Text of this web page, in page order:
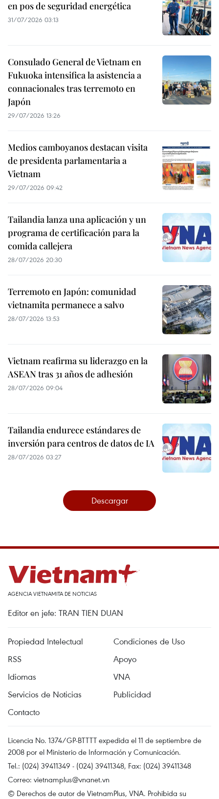
en pos de seguridad energética
31/07/2026 03:13
Consulado General de Vietnam en
Fukuoka intensifica la asistencia a
connacionales tras terremoto en
Japón
29/07/2026 13:26
Medios camboyanos destacan visita
de presidenta parlamentaria a
Vietnam
29/07/2026 09:42
Tailandia lanza una aplicación y un
programa de certificación para la
comida callejera
28/07/2026 20:30
Terremoto en Japón: comunidad
vietnamita permanece a salvo
28/07/2026 13:53
Vietnam reafirma su liderazgo en la
ASEAN tras 31 años de adhesión
28/07/2026 09:04
Tailandia endurece estándares de
inversión para centros de datos de IA
28/07/2026 03:27
Descargar
AGENCIA VIETNAMITA DE NOTICIAS
Editor en jefe: TRAN TIEN DUAN
Propiedad Intelectual
Condiciones de Uso
RSS
Apoyo
Idiomas
VNA
Servicios de Noticias
Publicidad
Contacto
Licencia No. 1374/GP-BTTTT expedida el 11 de septiembre de
2008 por el Ministerio de Información y Comunicación.
Tel.: (024) 39411349 - (024) 39411348, Fax: (024) 39411348
Correo: vietnamplus@vnanet.vn
© Derechos de autor de VietnamPlus, VNA. Prohibida su